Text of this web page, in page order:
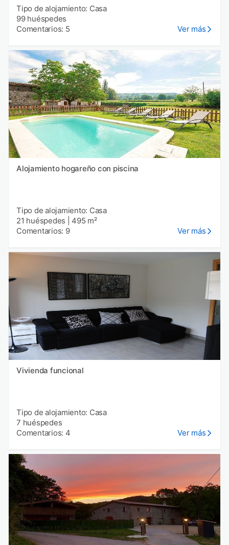
Tipo de alojamiento: Casa
99 huéspedes
Comentarios: 5
Ver más
Alojamiento hogareño con piscina
Tipo de alojamiento: Casa
21 huéspedes
495 m²
Comentarios: 9
Ver más
Vivienda funcional
Tipo de alojamiento: Casa
7 huéspedes
Comentarios: 4
Ver más